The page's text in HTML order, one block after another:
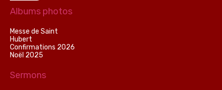
Albums photos
Messe de Saint
Hubert
Confirmations 2026
Noël 2025
Sermons